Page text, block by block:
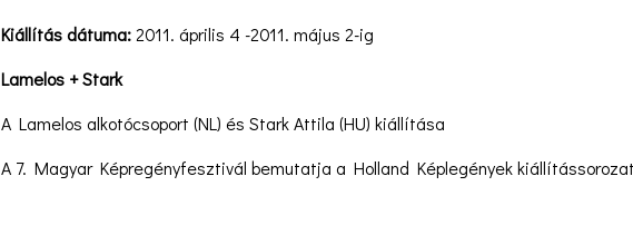
Kiállítás dátuma:2011. április 4 -2011. május 2-ig
Lamelos + Stark
A Lamelos alkotócsoport (NL) és Stark Attila (HU) kiállítása
A 7. Magyar Képregényfesztivál bemutatja a Holland Képlegények